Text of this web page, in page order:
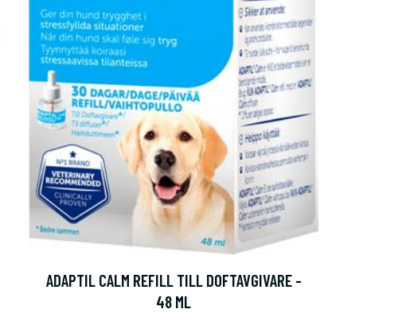
ADAPTIL CALM REFILL TILL DOFTAVGIVARE -
48 ML